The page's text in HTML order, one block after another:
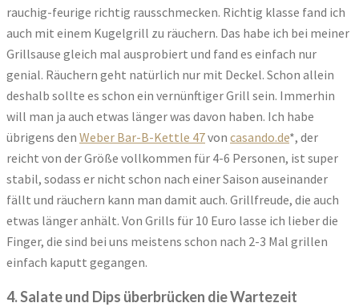
rauchig-feurige richtig rausschmecken. Richtig klasse fand ich
auch mit einem Kugelgrill zu räuchern. Das habe ich bei meiner
Grillsause gleich mal ausprobiert und fand es einfach nur
genial. Räuchern geht natürlich nur mit Deckel. Schon allein
deshalb sollte es schon ein vernünftiger Grill sein. Immerhin
will man ja auch etwas länger was davon haben. Ich habe
übrigens den Weber Bar-B-Kettle 47von casando.de*, der
reicht von der Größe vollkommen für 4-6 Personen, ist super
stabil, sodass er nicht schon nach einer Saison auseinander
fällt und räuchern kann man damit auch. Grillfreude, die auch
etwas länger anhält. Von Grills für 10 Euro lasse ich lieber die
Finger, die sind bei uns meistens schon nach 2-3 Mal grillen
einfach kaputt gegangen.
4. Salate und Dips überbrücken die Wartezeit